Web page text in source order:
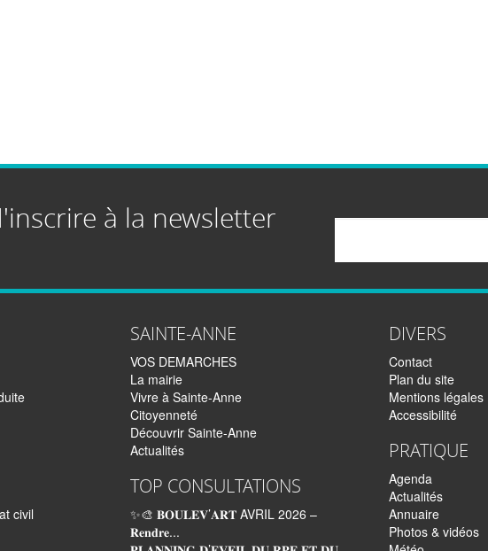
à la newsletter
civil
SAINTE-ANNE
VOS DEMARCHES
La mairie
Vivre à Sainte-Anne
Citoyenneté
Découvrir Sainte-Anne
Actualités
TOP CONSULTATIONS
✨🎨 𝐁𝐎𝐔𝐋𝐄𝐕’𝐀𝐑𝐓 AVRIL 2026 –
𝐑𝐞𝐧𝐝𝐫𝐞...
DIVERS
Contact
Plan du site
Mentions légales
Accessibilité
PRATIQUE
Agenda
Actualités
Annuaire
Photos & vidéos